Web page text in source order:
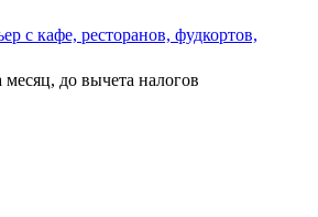
с кафе, ресторанов, фудкортов,
месяц, до вычета налогов